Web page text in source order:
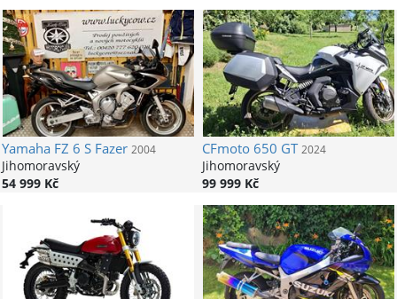
YamahaFZ 6 S Fazer 2004
Jihomoravský
54 999 Kč
CFmoto650 GT 2024
Jihomoravský
99 999 Kč